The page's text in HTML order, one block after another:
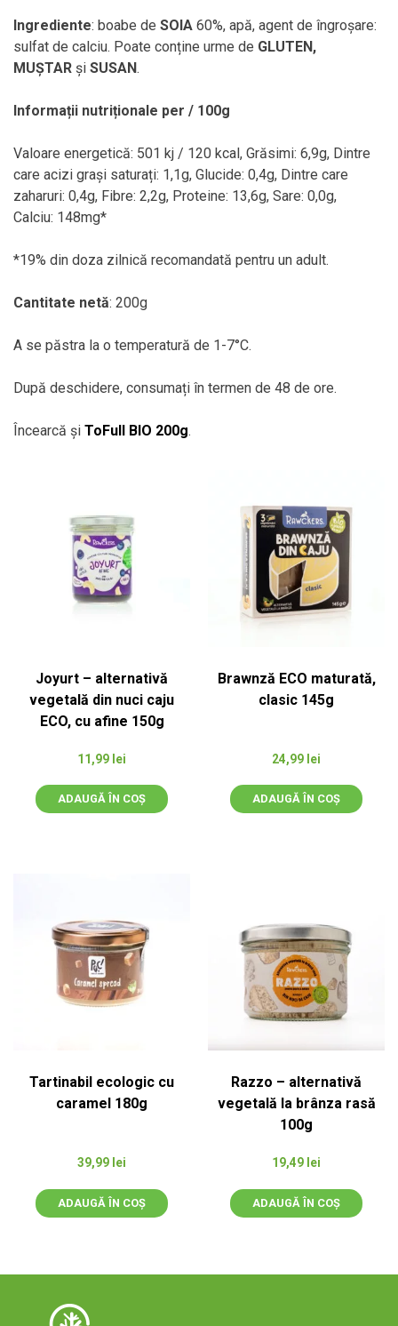
Ingrediente: boabe de SOIA 60%, apă, agent de îngroșare:
sulfat de calciu. Poate conține urme de GLUTEN,
MUȘTAR și SUSAN.
Informații nutriționale per / 100g
Valoare energetică: 501 kj / 120 kcal, Grăsimi: 6,9g, Dintre
care acizi grași saturați: 1,1g, Glucide: 0,4g, Dintre care
zaharuri: 0,4g, Fibre: 2,2g, Proteine: 13,6g, Sare: 0,0g,
Calciu: 148mg*
*19% din doza zilnică recomandată pentru un adult.
Cantitate netă: 200g
A se păstra la o temperatură de 1-7°C.
După deschidere, consumați în termen de 48 de ore.
Încearcă și ToFull BIO 200g.
Joyurt – alternativă
vegetală din nuci caju
ECO, cu afine 150g
11,99 lei
ADAUGĂ ÎN COȘ
Brawnză ECO maturată,
clasic 145g
24,99 lei
ADAUGĂ ÎN COȘ
Tartinabil ecologic cu
caramel 180g
39,99 lei
ADAUGĂ ÎN COȘ
Razzo – alternativă
vegetală la brânza rasă
100g
19,49 lei
ADAUGĂ ÎN COȘ